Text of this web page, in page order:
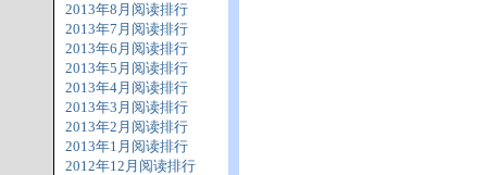
2013年8月阅读排行
2013年7月阅读排行
2013年6月阅读排行
2013年5月阅读排行
2013年4月阅读排行
2013年3月阅读排行
2013年2月阅读排行
2013年1月阅读排行
2012年12月阅读排行